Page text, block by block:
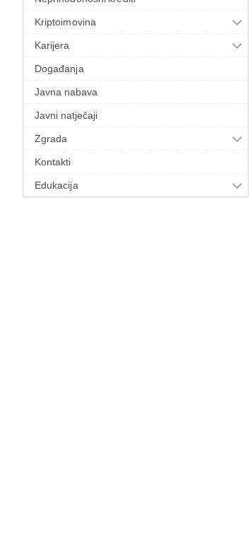
Kriptoimovina
Karijera
Događanja
Javna nabava
Javni natječaji
Zgrada
Kontakti
Edukacija